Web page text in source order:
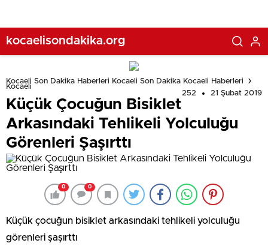
kocaelisondakika.org
Kocaeli Son Dakika Haberleri Kocaeli Son Dakika Kocaeli Haberleri
Kocaeli
252
21 Şubat 2019
Küçük Çocuğun Bisiklet
Arkasındaki Tehlikeli Yolculuğu
Görenleri Şaşırttı
0 0
Küçük çocuğun bisiklet arkasındaki tehlikeli yolculuğu
görenleri şaşırttı